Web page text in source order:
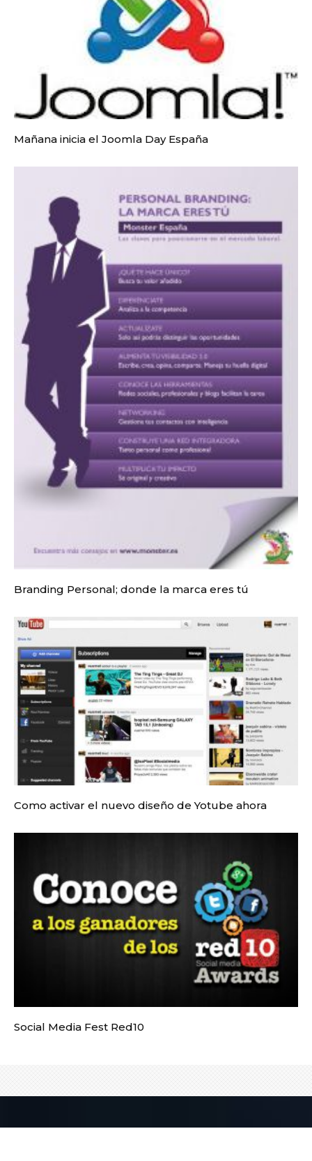
Mañana inicia el Joomla Day España
Branding Personal; donde la marca eres tú
Como activar el nuevo diseño de Yotube ahora
Social Media Fest Red10